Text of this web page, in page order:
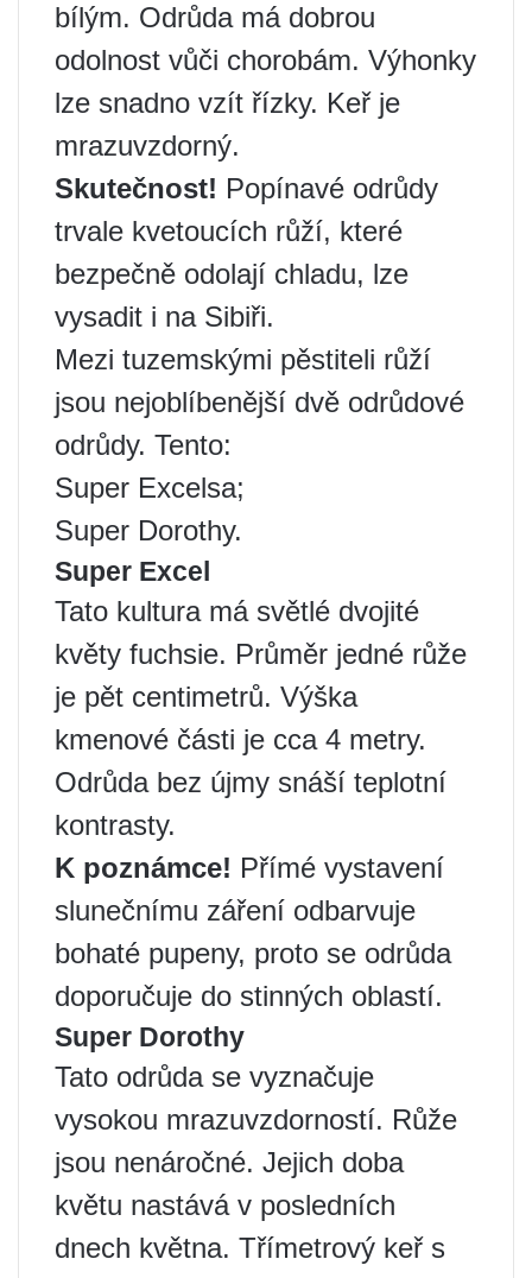
bílým. Odrůda má dobrou
odolnost vůči chorobám. Výhonky
lze snadno vzít řízky. Keř je
mrazuvzdorný.
Skutečnost! Popínavé odrůdy
trvale kvetoucích růží, které
bezpečně odolají chladu, lze
vysadit i na Sibiři.
Mezi tuzemskými pěstiteli růží
jsou nejoblíbenější dvě odrůdové
odrůdy. Tento:
Super Excelsa;
Super Dorothy.
Super Excel
Tato kultura má světlé dvojité
květy fuchsie. Průměr jedné růže
je pět centimetrů. Výška
kmenové části je cca 4 metry.
Odrůda bez újmy snáší teplotní
kontrasty.
K poznámce! Přímé vystavení
slunečnímu záření odbarvuje
bohaté pupeny, proto se odrůda
doporučuje do stinných oblastí.
Super Dorothy
Tato odrůda se vyznačuje
vysokou mrazuvzdorností. Růže
jsou nenáročné. Jejich doba
květu nastává v posledních
dnech května. Třímetrový keř s